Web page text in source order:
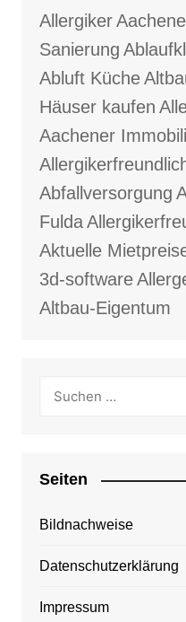
Allergiker
Sanierung
Abluft Küche
Häuser kaufen
Aachener
Abfallversorgung
Fulda
Aktuelle
3d-software
Altbau-Eigentum
Seiten
Bildnachweise
Datenschutzerklärung
Impressum